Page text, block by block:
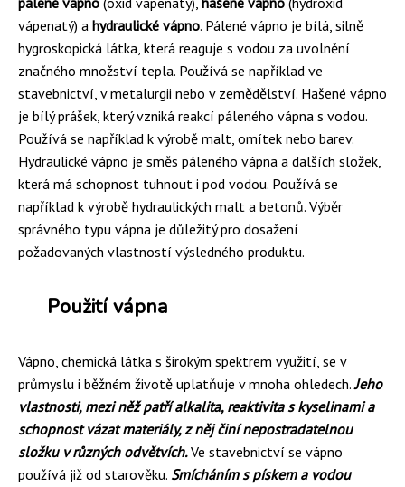
vápenatý) a hydraulické vápno. Pálené vápno je bílá, silně
hygroskopická látka, která reaguje s vodou za uvolnění
značného množství tepla. Používá se například ve
stavebnictví, v metalurgii nebo v zemědělství. Hašené vápno
je bílý prášek, který vzniká reakcí páleného vápna s vodou.
Používá se například k výrobě malt, omítek nebo barev.
Hydraulické vápno je směs páleného vápna a dalších složek,
která má schopnost tuhnout i pod vodou. Používá se
například k výrobě hydraulických malt a betonů. Výběr
správného typu vápna je důležitý pro dosažení
požadovaných vlastností výsledného produktu.
Použití vápna
Vápno, chemická látka s širokým spektrem využití, se v
průmyslu i běžném životě uplatňuje v mnoha ohledech.Jeho
vlastnosti, mezi něž patří alkalita, reaktivita s kyselinami a
schopnost vázat materiály, z něj činí nepostradatelnou
složku v různých odvětvích.Ve stavebnictví se vápno
používá již od starověku. Smícháním s pískem a vodou